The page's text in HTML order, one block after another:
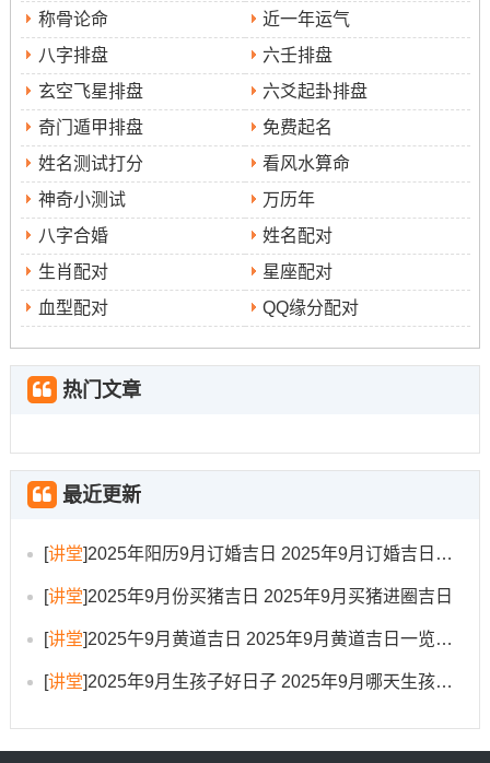
顺利、阳光大道。尽管选择了吉日- 也需考虑实际天气状况
尽量避开暴雨、狂风等恶劣天气~确保开工顺利进行。若条
件允许、可进行容易的开工仪式，如准备苹果（平安）、
花生（好事发生）等祭品祈福- 说些吉祥话，营造主动氛
围！千万要提前与物业、邻居沟通好施工时间 -遵守相关规
定，维护良好邻里关系。2025年太岁再东南，岁破再西
北，三煞位再正东，动土时应尽量减少从这些方位开始第
一锤！
例子找原因：位格外指定八字者推荐吉日
就假设一位业主生于1982年8月15日（公历）上午10时其
八字排盘位壬戌、己酉、庚午、辛巳。日主庚金、生于酉
月得令~但八字土金偏旺，以身强论，喜用神位水、木、
位其推荐2025年9月18日（星期五！农历八月初六）的上
午9点（巳时）.此日位黄道吉日。宜修造动土。从五行上
上午巳时（9点-11点）属火，火能克金对其八字平衡有益;
且这时阳气充足、寓意极佳。
说实在的，择装修吉日 是传统文化与现代生活的美好结
还有实际安排、从超过推荐中挑选出最适合自己的哪个良
称骨论命
近一年运气
八字排盘
六壬排盘
玄空飞星排盘
六爻起卦排盘
奇门遁甲排盘
免费起名
姓名测试打分
看风水算命
神奇小测试
万历年
八字合婚
姓名配对
生肖配对
星座配对
血型配对
QQ缘分配对
热门文章
最近更新
[讲堂]2025年阳历9月订婚吉日 2025年9月订婚吉日有哪几天
[讲堂]2025年9月份买猪吉日 2025年9月买猪进圈吉日
[讲堂]2025午9月黄道吉日 2025年9月黄道吉日一览表大全
[讲堂]2025年9月生孩子好日子 2025年9月哪天生孩子比较好